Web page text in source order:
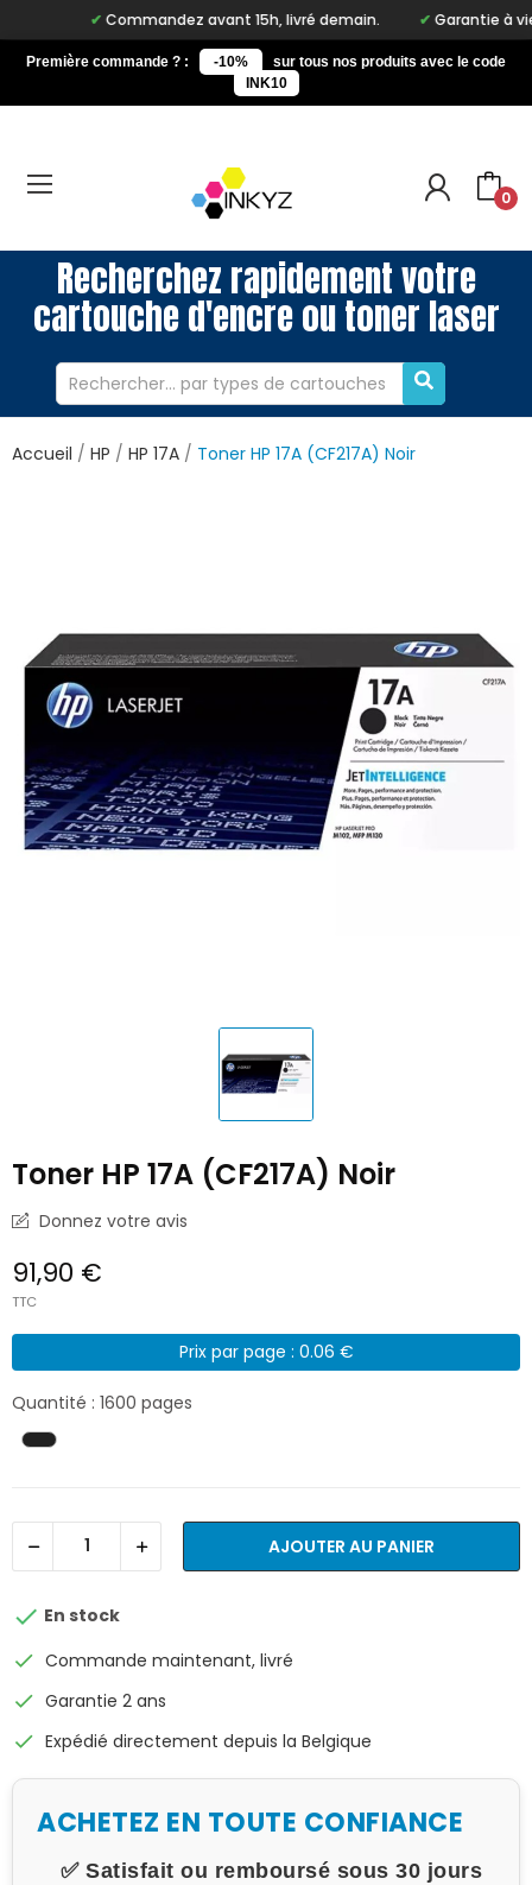
Commandez avant 15h, livré demain. Garantie à vie
Première commande ? : -10%
sur tous nos produits avec le code
INK10
0
Recherchez rapidement votre
cartouche d'encre ou toner laser
Accueil HP HP 17A Toner HP 17A (CF217A) Noir
Toner HP 17A (CF217A) Noir
Donnez votre avis
91,90 €
TTC
Prix par page : 0.06 €
Quantité : 1600 pages
AJOUTER AU PANIER
 En stock
check Commande maintenant, livré
check Garantie 2 ans
check Expédié directement depuis la Belgique
ACHETEZ EN TOUTE CONFIANCE
✅ Satisfait ou remboursé sous 30 jours